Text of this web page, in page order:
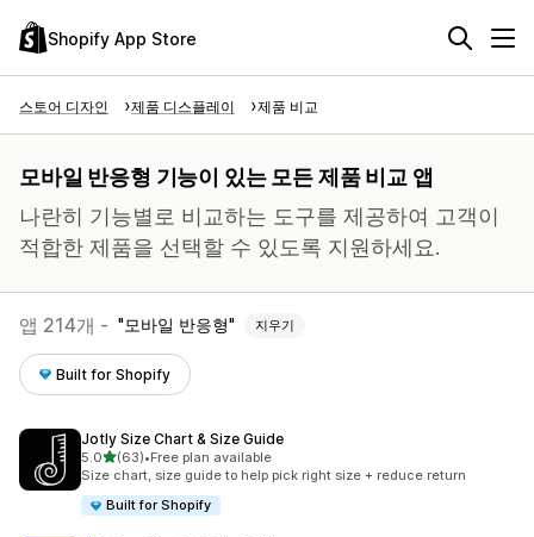
Shopify App Store
스토어 디자인 제품 디스플레이 제품 비교
모바일 반응형 기능이 있는 모든 제품 비교 앱
나란히 기능별로 비교하는 도구를 제공하여 고객이
적합한 제품을 선택할 수 있도록 지원하세요.
앱 214개 - 모바일 반응형 지우기
Built for Shopify
Jotly Size Chart & Size Guide
5.0별 5개 중
(63)
총 리뷰 63개
•Free plan available
Size chart, size guide to help pick right size + reduce return
Built for Shopify